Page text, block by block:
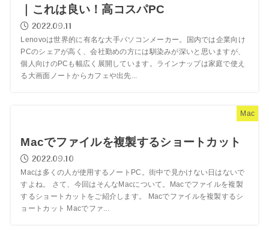
｜これは良い！高コスパPC
2022.09.11
Lenovoは世界的に有名な大手パソコンメーカー。国内では企業向け
PCのシェアが高く、会社勤めの方には馴染みが深いと思いますが、
個人向けのPCも幅広く展開しています。ラインナップは家庭で使え
る大画面ノートからカフェや出先...
Mac
Macでファイルを複製するショートカット
2022.09.10
Macは多くの人が使用するノートPC。街中で見かけない日はないで
すよね。 さて、今回はそんなMacについて。Macでファイルを複製
するショートカットをご紹介します。 Macでファイルを複製するシ
ョートカット Macでファ...